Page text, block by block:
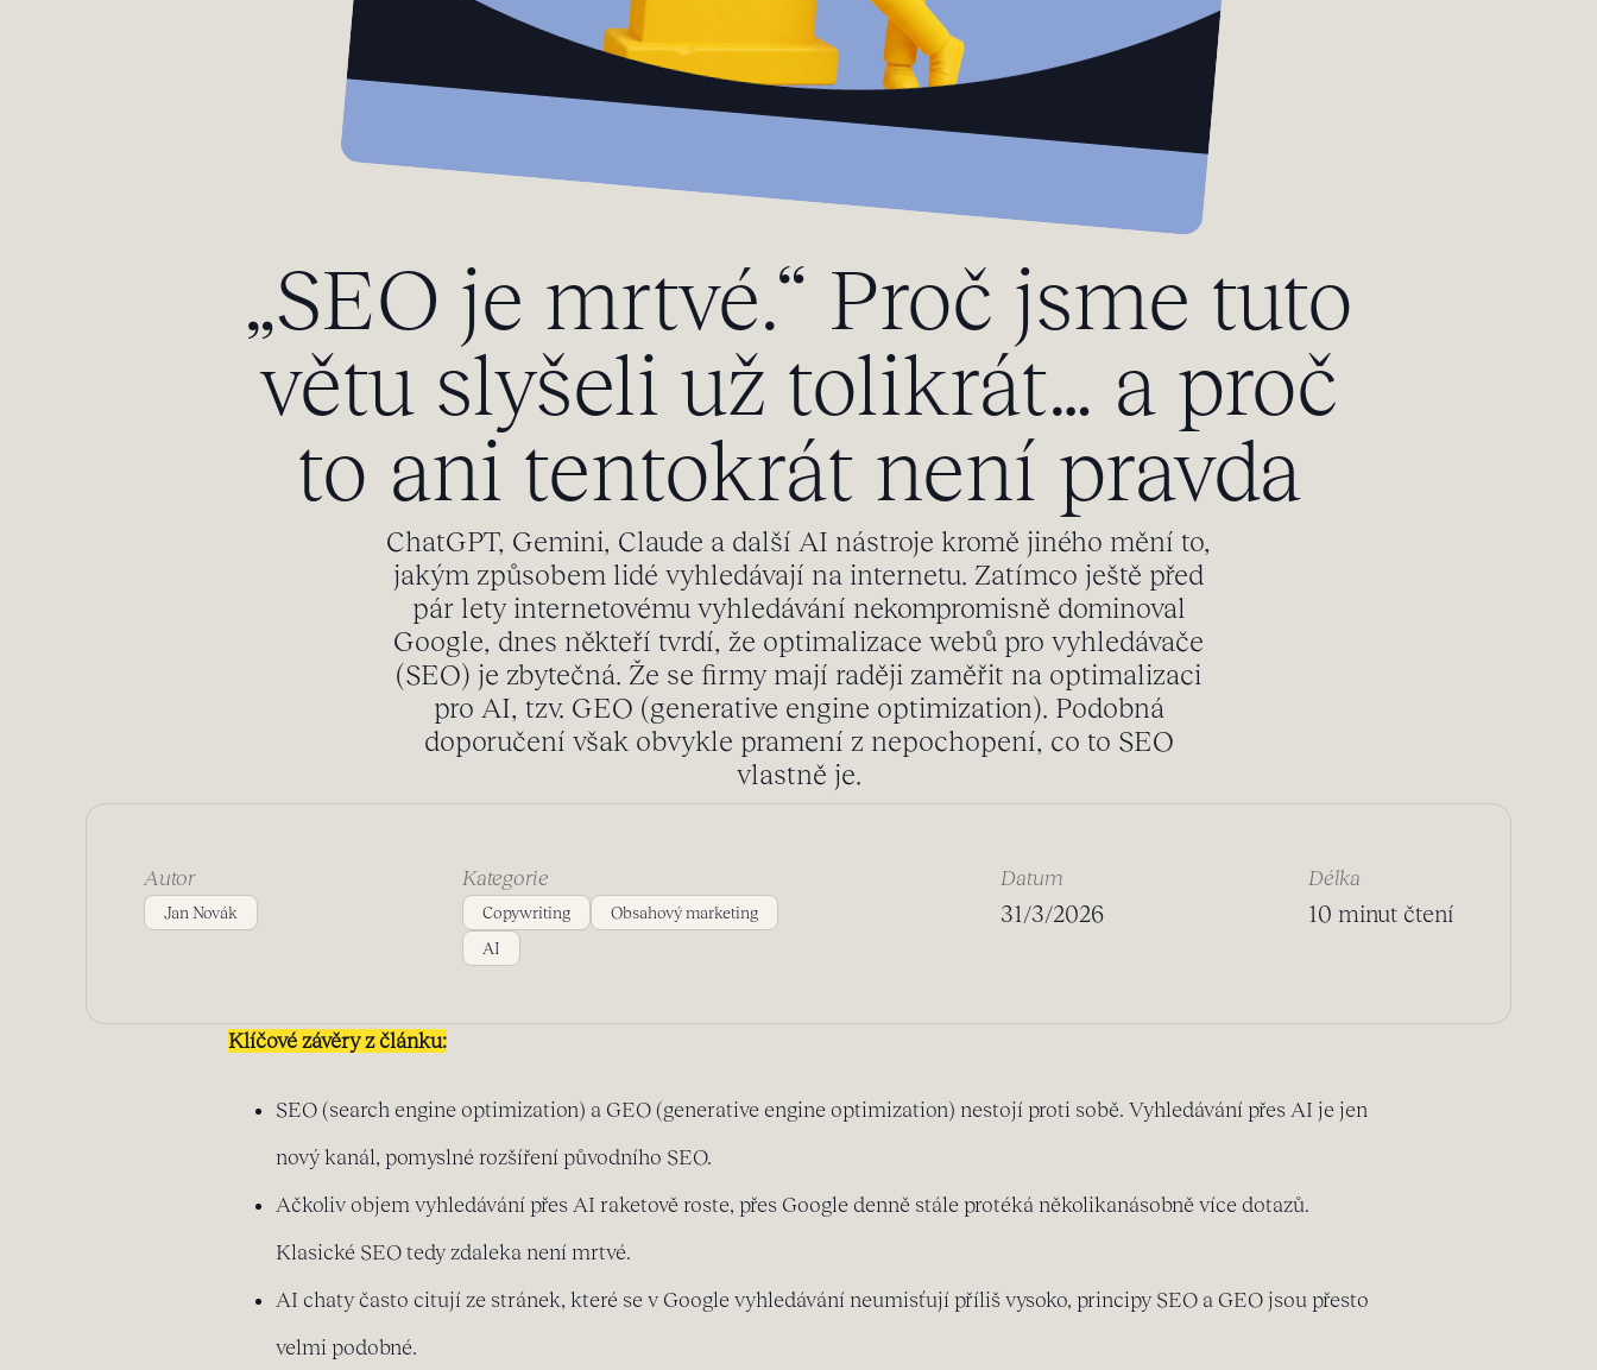
„SEO je mrtvé.“ Proč jsme tuto
větu slyšeli už tolikrát… a proč
to ani tentokrát není pravda
ChatGPT, Gemini, Claude a další AI nástroje kromě jiného mění to,
jakým způsobem lidé vyhledávají na internetu. Zatímco ještě před
pár lety internetovému vyhledávání nekompromisně dominoval
Google, dnes někteří tvrdí, že optimalizace webů pro vyhledávače
(SEO) je zbytečná. Že se firmy mají raději zaměřit na optimalizaci
pro AI, tzv. GEO (generative engine optimization). Podobná
doporučení však obvykle pramení z nepochopení, co to SEO
vlastně je.
Autor
Jan Novák
Kategorie
Copywriting
Obsahový marketing
AI
Datum
31/3/2026
Délka
10 minut čtení
Klíčové závěry z článku:
SEO (search engine optimization) a GEO (generative engine optimization) nestojí proti sobě. Vyhledávání přes AI je jen
nový kanál, pomyslné rozšíření původního SEO.
Ačkoliv objem vyhledávání přes AI raketově roste, přes Google denně stále protéká několikanásobně více dotazů.
Klasické SEO tedy zdaleka není mrtvé.
AI chaty často citují ze stránek, které se v Google vyhledávání neumisťují příliš vysoko, principy SEO a GEO jsou přesto
velmi podobné.